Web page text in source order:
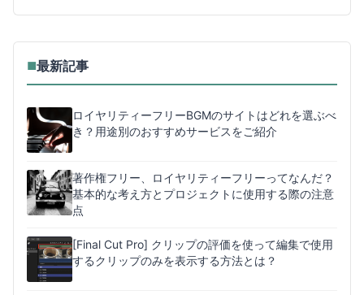
■最新記事
ロイヤリティーフリーBGMのサイトはどれを選ぶべ
き？用途別のおすすめサービスをご紹介
著作権フリー、ロイヤリティーフリーってなんだ？
基本的な考え方とプロジェクトに使用する際の注意
点
[Final Cut Pro] クリップの評価を使って編集で使用
するクリップのみを表示する方法とは？